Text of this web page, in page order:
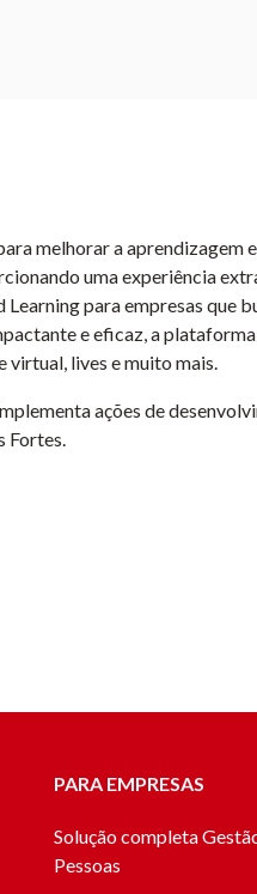
melhorar a
uma experiência
Learning para empresas que
e eficaz, a
virtual, lives e muito mais.
ações de
Fortes.
PARA EMPRESAS
Solução completa
Pessoas